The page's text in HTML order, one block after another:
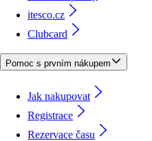
itesco.cz
Clubcard
Pomoc s prvním nákupem
Jak nakupovat
Registrace
Rezervace času